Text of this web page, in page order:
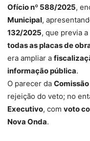
Ofício nº 588/2025,
Municipal,
132/2025, que previa
todas as placas de
era ampliar a
informação pública.
O parecer da
rejeição do veto; no
Executivo, com voto
Nova Onda.